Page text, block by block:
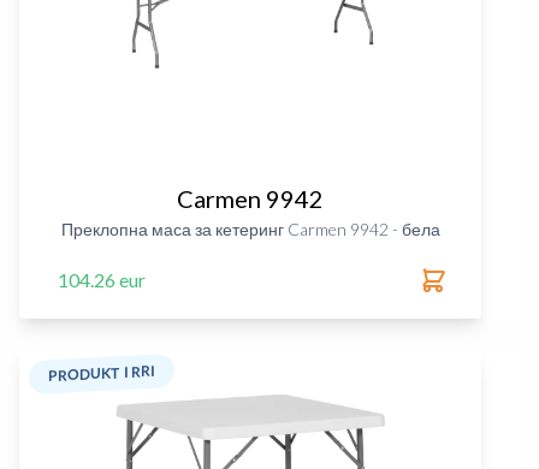
Carmen 9942
Преклопна маса за кетеринг Carmen 9942 - бела
104.26 eur
PRODUKT I RRI